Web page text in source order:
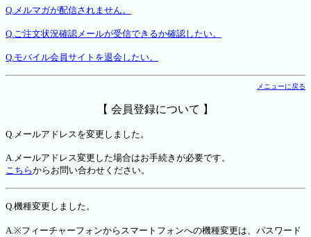
Q.メルマガが配信されません。
Q.ご注文状況確認メールが受信できるか確認したい。
Q.モバイル会員サイトを退会したい。
メニューに戻る
【 会員登録について 】
Q.メールアドレスを変更しました。
A.メールアドレス変更した場合はお手続きが必要です。
こちらからお問い合わせください。
Q.機種変更しました。
A.※フィーチャーフォンからスマートフォンへの機種変更は、パスワード